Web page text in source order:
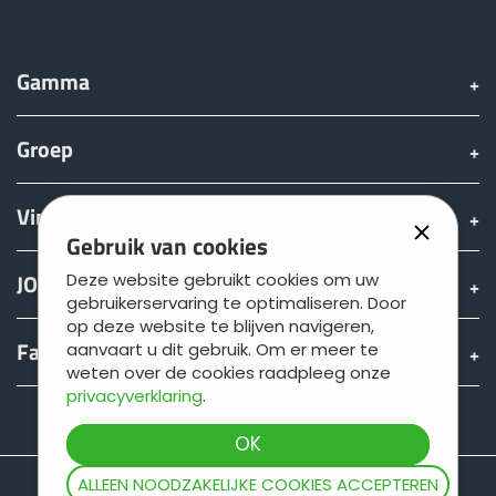
Gebruik van cookies
Deze website gebruikt cookies om uw
gebruikerservaring te optimaliseren. Door
op deze website te blijven navigeren,
aanvaart u dit gebruik. Om er meer te
weten over de cookies raadpleeg onze
privacyverklaring.
ALLEEN NOODZAKELIJKE COOKIES ACCEPTEREN
Gamma
Groep
Vinden & Kopen
JOSKIN wereld
Fan shop